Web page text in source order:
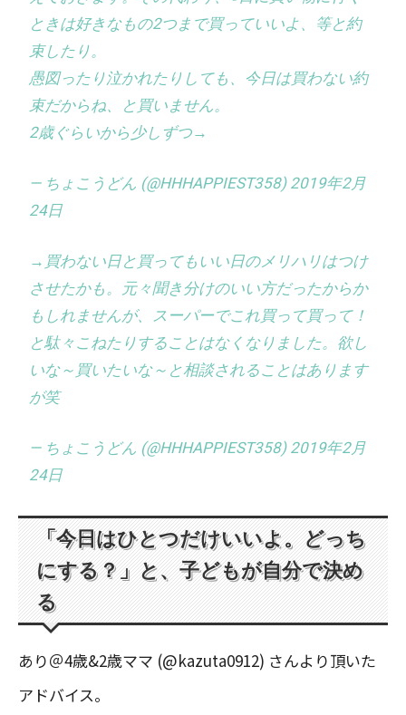
ときは好きなもの2つまで買っていいよ、等と約
束したり。
愚図ったり泣かれたりしても、今日は買わない約
束だからね、と買いません。
2歳ぐらいから少しずつ→
— ちょこうどん (@HHHAPPIEST358) 2019年2月
24日
→買わない日と買ってもいい日のメリハリはつけ
させたかも。元々聞き分けのいい方だったからか
もしれませんが、スーパーでこれ買って買って！
と駄々こねたりすることはなくなりました。欲し
いな～買いたいな～と相談されることはあります
が笑
— ちょこうどん (@HHHAPPIEST358) 2019年2月
24日
「今日はひとつだけいいよ。どっち
にする？」と、子どもが自分で決め
る
あり＠4歳&2歳ママ (@kazuta0912) さんより頂いた
アドバイス。